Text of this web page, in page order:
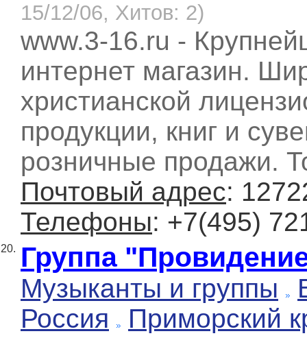
15/12/06, Хитов: 2)
www.3-16.ru -
интернет магазин.
христианской
продукции, книг и
розничные продажи.
Почтовый адрес:
Телефоны: +7(495)
20. Группа
Музыканты и группы
Россия
Приморский